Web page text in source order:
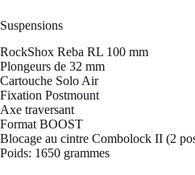
Suspensions
RockShox Reba RL 100 mm
Plongeurs de 32 mm
Cartouche Solo Air
Fixation Postmount
Axe traversant
Format BOOST
Blocage au cintre Combolock II (2
Poids: 1650 grammes